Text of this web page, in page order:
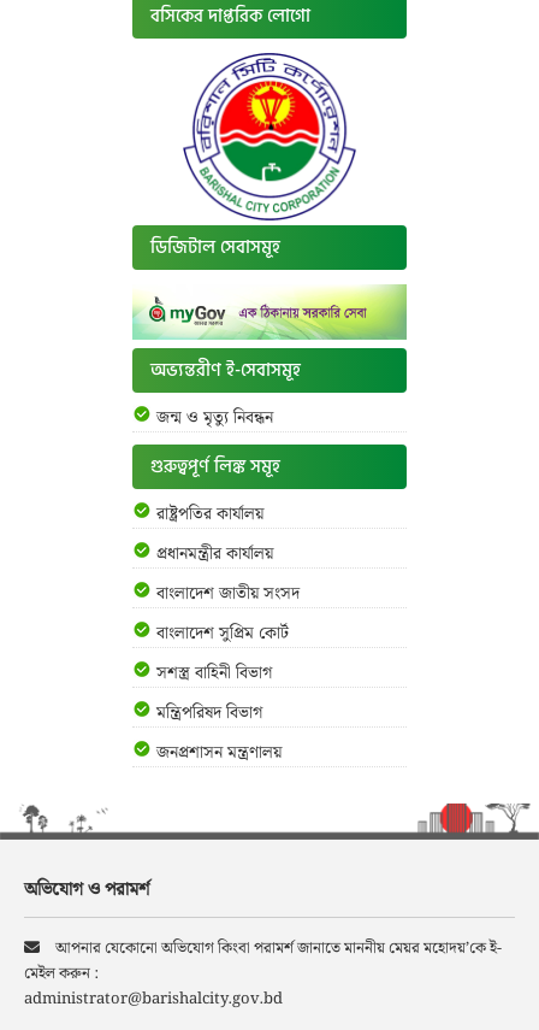
বসিকের দাপ্তরিক লোগো
ডিজিটাল সেবাসমূহ
অভ্যন্তরীণ ই-সেবাসমূহ
জন্ম ও মৃত্যু নিবন্ধন
গুরুত্বপূর্ণ লিঙ্ক সমূহ
রাষ্ট্রপতির কার্যালয়
প্রধানমন্ত্রীর কার্যালয়
বাংলাদেশ জাতীয় সংসদ
বাংলাদেশ সুপ্রিম কোর্ট
সশস্ত্র বাহিনী বিভাগ
মন্ত্রিপরিষদ বিভাগ
জনপ্রশাসন মন্ত্রণালয়
অভিযোগ ও পরামর্শ
আপনার যেকোনো অভিযোগ কিংবা পরামর্শ জানাতে মাননীয় মেয়র মহোদয়’কে ই-
মেইল করুন :
administrator@barishalcity.gov.bd